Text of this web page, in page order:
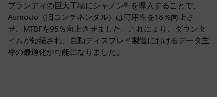
ブランディの巨大工場にシャノン® を導入することで、
Aumovio（旧コンチネンタル）は可用性を18％向上さ
せ、MTBFを95％向上させました。これにより、ダウンタ
イムが短縮され、自動ディスプレイ製造におけるデータ主
導の最適化が可能になりました。